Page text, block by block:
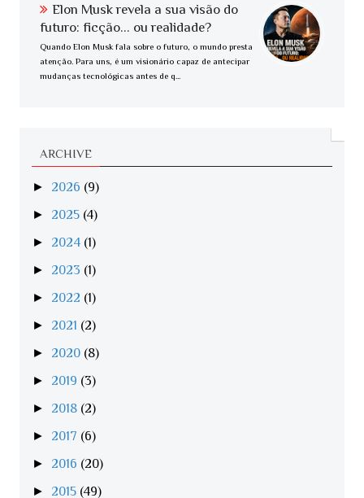
Elon Musk revela a sua visão do
futuro: ficção... ou realidade?
Quando Elon Musk fala sobre o futuro, o mundo presta
atenção. Para uns, é um visionário capaz de antecipar
mudanças tecnológicas antes de q...
ARCHIVE
► 2026 (9)
► 2025 (4)
► 2024 (1)
► 2023 (1)
► 2022 (1)
► 2021 (2)
► 2020 (8)
► 2019 (3)
► 2018 (2)
► 2017 (6)
► 2016 (20)
► 2015 (49)